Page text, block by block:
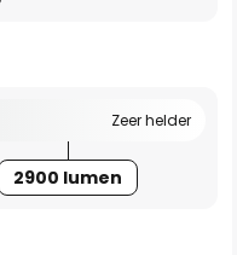
Zeer helder
2900 lumen